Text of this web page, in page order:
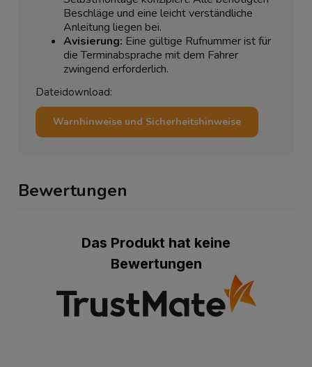
Beschläge und eine leicht verständliche
Anleitung liegen bei.
Avisierung: Eine gültige Rufnummer ist für
die Terminabsprache mit dem Fahrer
zwingend erforderlich.
Dateidownload:
Warnhinweise und Sicherheitshinweise
Bewertungen
Das Produkt hat keine
Bewertungen